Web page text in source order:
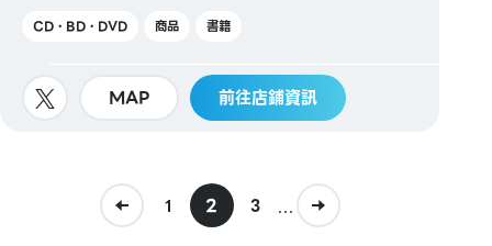
CD・BD・DVD 商品 書籍
MAP 前往店鋪資訊
1 2 3 ...